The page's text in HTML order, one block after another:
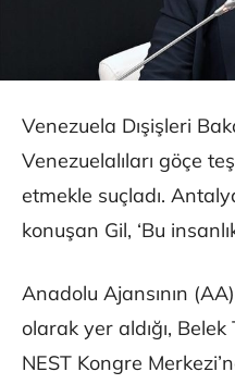
Venezuela Dışişleri
Venezuelalıları göçe
etmekle suçladı.
konuşan Gil, ‘Bu
Anadolu Ajansının
olarak yer aldığı,
NEST Kongre